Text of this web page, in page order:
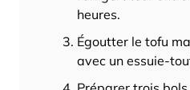
heures.
Égoutter le tofu
avec un essuie-